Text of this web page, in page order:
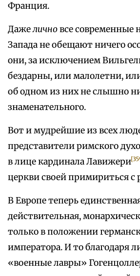
Франция.
Дажеличновсе современные
Запада не обещают ничего
они, за исключением
бездарны, или малолетни,
об одном из них не слышно
знаменательного.
Вот и мудрейшие из всех
представители римского
в лице кардинала Лавижери
церкви своей примириться с
В Европе теперь
действительная,
только в положении
императора. И то благодаря
«военные лавры»